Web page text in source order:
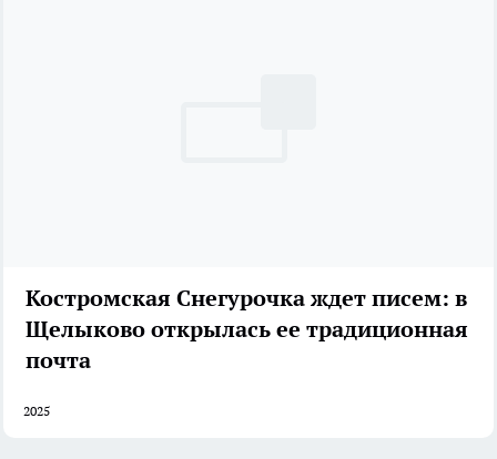
Костромская Снегурочка ждет писем: в
Щелыково открылась ее традиционная
почта
2025